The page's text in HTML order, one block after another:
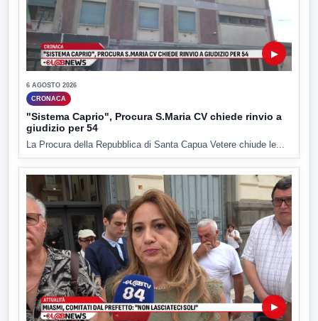
▶
6 AGOSTO 2026
CRONACA
"Sistema Caprio", Procura S.Maria CV chiede rinvio a
giudizio per 54
La Procura della Repubblica di Santa Capua Vetere chiude le...
▶